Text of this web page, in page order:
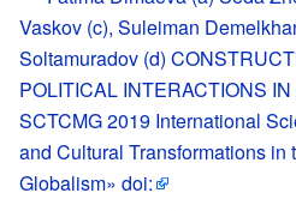
Vaskov (c), Suleiman
Soltamuradov (d)
POLITICAL INTERACTIONS
SCTCMG 2019 International
and Cultural Transformations in
Globalism» doi: